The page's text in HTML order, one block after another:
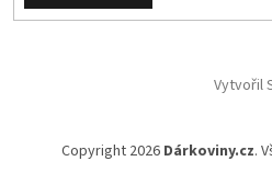
Vytvořil
Copyright 2026 Dárkoviny.cz.